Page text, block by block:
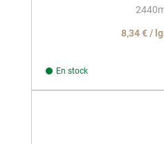
8,34 € /
En stock